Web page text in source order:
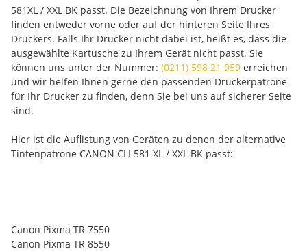
581XL / XXL BK passt. Die Bezeichnung von Ihrem Drucker
finden entweder vorne oder auf der hinteren Seite Ihres
Druckers. Falls Ihr Drucker nicht dabei ist, heißt es, dass die
ausgewählte Kartusche zu Ihrem Gerät nicht passt. Sie
können uns unter der Nummer: (0211) 598 21 959 erreichen
und wir helfen Ihnen gerne den passenden Druckerpatrone
für Ihr Drucker zu finden, denn Sie bei uns auf sicherer Seite
sind.
Hier ist die Auflistung von Geräten zu denen der alternative
Tintenpatrone CANON CLI 581 XL / XXL BK passt:
Canon Pixma TR 7550
Canon Pixma TR 8550